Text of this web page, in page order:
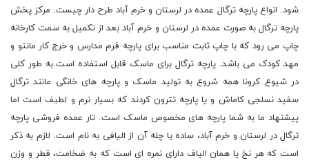
شود. انواع پارچه ترگال عمده در لرستان و خرم آباد طرح دار چیست. مرکز پخش
پارچه ترگال به صورت عمده در لرستان و خرم آباد بعد از تکمیل به سمت کارخانه
چاپ می رود که با چاپ ثابت مناسب برای پارچه فرم مدارس و خرج کار مانتو و
مهد کودک می باشد. پارچه ترگال برای ماسک قابل استفاده است.به طور کلی
در شیوع کرونا همه شروع به تولید ماسک و پارچه های خانگی مانند ترگال
سفید نسلجی کاماش و یا پارچه تترون کردند که بسیار نرم و لطیف است اما
پیشنهاد ما به شما پارچه های مخصوص ماسک است. تار عمده فروشی پارچه
ترگال در لرستان و خرم آباد، ساده یا چله آن از الیافی به نام است. لازم به ذکر
است که هر نخ یا همان الیاف دارای نمره ای است که به ضخامت، قطر و وزن